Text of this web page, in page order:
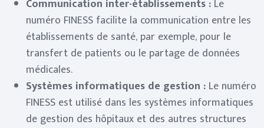
Communication inter-établissements : Le
numéro FINESS facilite la communication entre les
établissements de santé, par exemple, pour le
transfert de patients ou le partage de données
médicales.
Systèmes informatiques de gestion : Le numéro
FINESS est utilisé dans les systèmes informatiques
de gestion des hôpitaux et des autres structures